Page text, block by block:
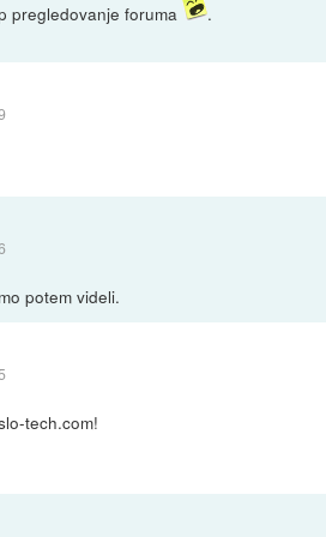
pregledovanje foruma
.
potem videli.
tech.com!